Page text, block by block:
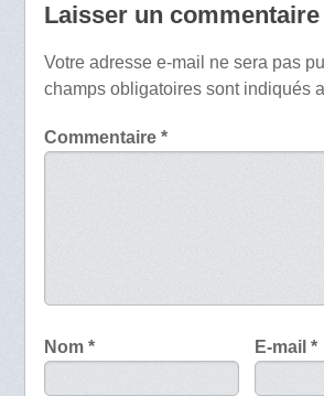
Laisser un commentaire
Votre adresse e-mail ne sera pas
champs obligatoires sont indiqués
Commentaire *
Nom * E-mail*